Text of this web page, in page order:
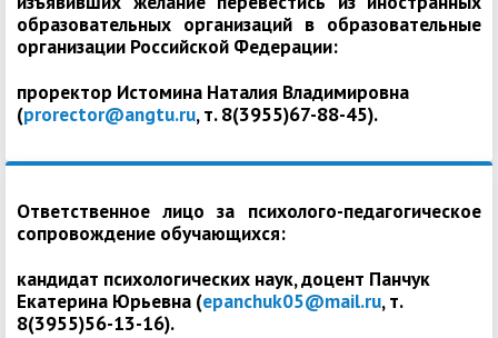
образовательных организаций в образовательные
организации Российской Федерации:
проректор Истомина Наталия Владимировна
(prorector@angtu.ru, т. 8(3955)67-88-45).
Ответственное лицо за психолого-педагогическое
сопровождение обучающихся:
кандидат психологических наук, доцент Панчук
Екатерина Юрьевна (epanchuk05@mail.ru, т.
8(3955)56-13-16).